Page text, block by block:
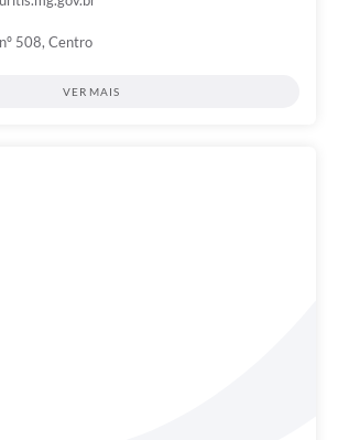
508, Centro
VER MAIS